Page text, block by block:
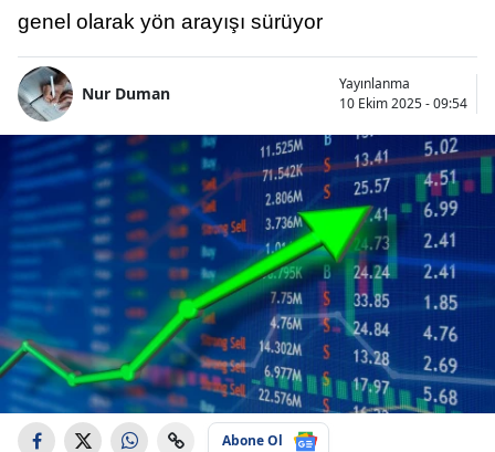
genel olarak yön arayışı sürüyor
Nur Duman
Yayınlanma
10 Ekim 2025 - 09:54
Abone Ol